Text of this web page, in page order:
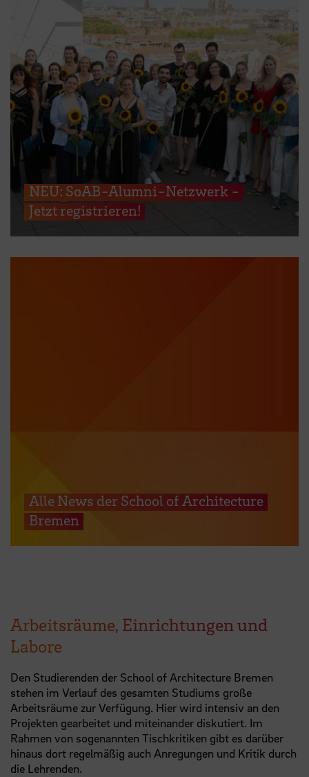
NEU: SoAB-Alumni-Netzwerk -
Jetzt registrieren!
Alle News der School of Architecture
Bremen
Arbeitsräume, Einrichtungen und
Labore
Den Studierenden der School of Architecture Bremen
stehen im Verlauf des gesamten Studiums große
Arbeitsräume zur Verfügung. Hier wird intensiv an den
Projekten gearbeitet und miteinander diskutiert. Im
Rahmen von sogenannten Tischkritiken gibt es darüber
hinaus dort regelmäßig auch Anregungen und Kritik durch
die Lehrenden.